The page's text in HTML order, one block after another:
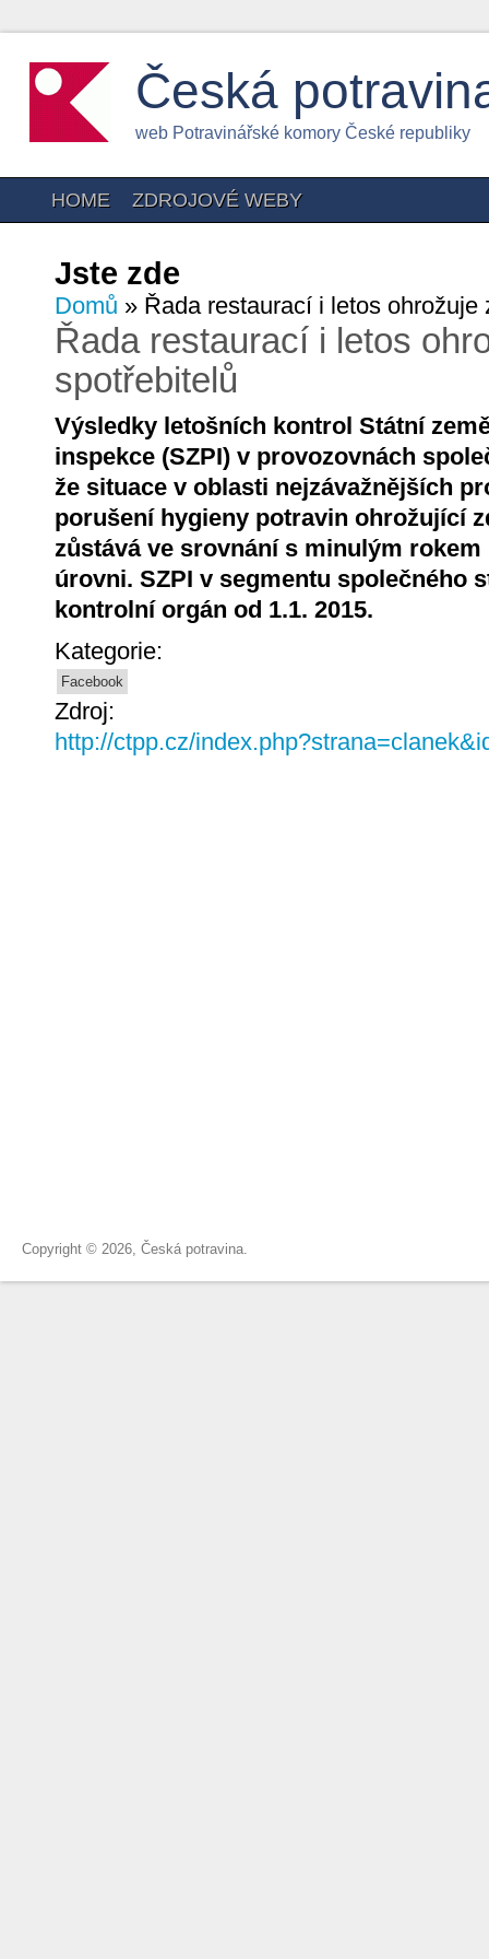
Česká
web Potravinářské komory České republiky
HOME ZDROJOVÉ WEBY
Jste zde
Domů » Řada restaurací i letos ohrožuje
Řada restaurací i letos
spotřebitelů
Výsledky letošních kontrol Státní
inspekce (SZPI) v provozovnách
že situace v oblasti nejzávažnějších
porušení hygieny potravin ohrožující
zůstává ve srovnání s minulým
úrovni. SZPI v segmentu společného
kontrolní orgán od 1.1. 2015.
Kategorie:
Facebook
Zdroj:
http://ctpp.cz/
Copyright © 2026, Česká potravina.